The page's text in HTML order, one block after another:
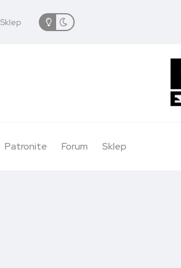
Sklep
Patronite Forum Sklep